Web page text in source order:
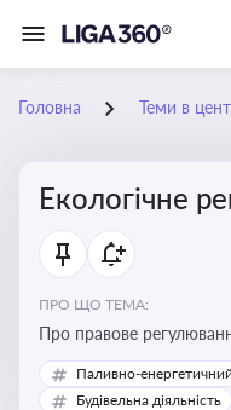
Головна Теми в
Екологічне
ПРО ЩО ТЕМА:
Про правове
виробництв, включно з
стандартами викидів і
Паливно-
Будівельна діяльність